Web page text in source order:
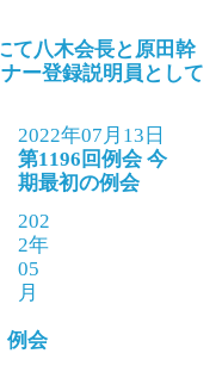
て八木会長と原田幹
ー登録説明員として
2022年07月13日
第1196回例会 今
期最初の例会
202
2年
05
月
会